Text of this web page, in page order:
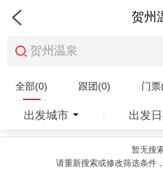
贺州
全部(0) 跟团(0) 门票
特产商品(0)
出发城市 出发
暂无搜
请重新搜索或修改筛选条件